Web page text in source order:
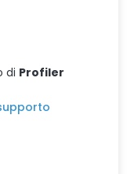
di Profiler